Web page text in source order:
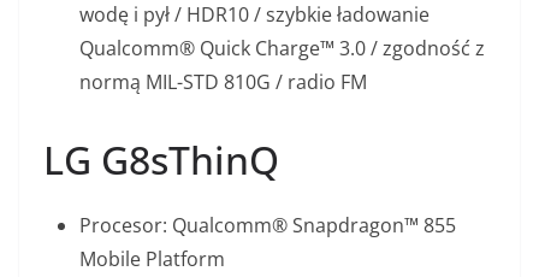
wodę i pył / HDR10 / szybkie ładowanie
Qualcomm® Quick Charge™ 3.0 / zgodność z
normą MIL-STD 810G / radio FM
LG G8sThinQ
Procesor: Qualcomm® Snapdragon™ 855
Mobile Platform